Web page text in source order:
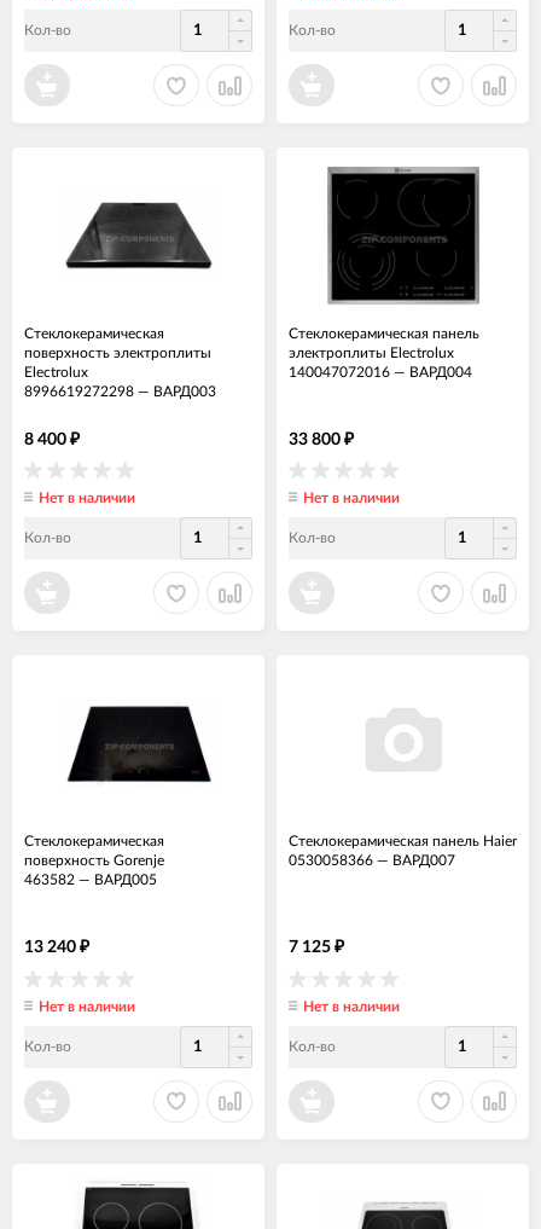
Кол-во Кол-во
Стеклокерамическая
поверхность электроплиты
Electrolux
8996619272298 — ВАРД003
8 400 ₽
Нет в наличии
Кол-во
Стеклокерамическая панель
электроплиты Electrolux
140047072016 — ВАРД004
33 800 ₽
Нет в наличии
Кол-во
Стеклокерамическая
поверхность Gorenje
463582 — ВАРД005
13 240 ₽
Нет в наличии
Кол-во
Стеклокерамическая панель Haier
0530058366 — ВАРД007
7 125 ₽
Нет в наличии
Кол-во